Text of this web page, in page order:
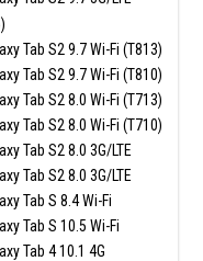
Tab S2 9.7 Wi-Fi (T813)
Tab S2 9.7 Wi-Fi (T810)
Tab S2 8.0 Wi-Fi (T713)
Tab S2 8.0 Wi-Fi (T710)
Tab S2 8.0 3G/LTE
Tab S2 8.0 3G/LTE
Tab S 8.4 Wi-Fi
Tab S 10.5 Wi-Fi
Tab 4 10.1 4G